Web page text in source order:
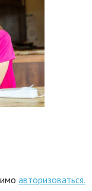
авторизоваться.